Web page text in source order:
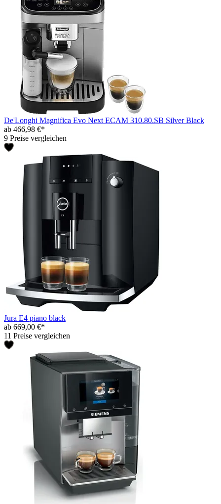
De'Longhi Magnifica Evo Next ECAM 310.80.SB Silver Black
ab 466,98 €*
9 Preise vergleichen
Jura E4 piano black
ab 669,00 €*
11 Preise vergleichen